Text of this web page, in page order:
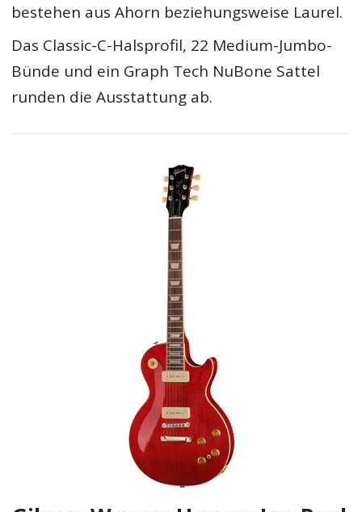
bestehen aus Ahorn beziehungsweise Laurel.
Das Classic-C-Halsprofil, 22 Medium-Jumbo-
Bünde und ein Graph Tech NuBone Sattel
runden die Ausstattung ab.